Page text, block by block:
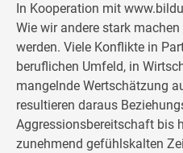
In Kooperation mit
Wie wir andere stark
werden. Viele Konflikte in
beruflichen Umfeld, in
mangelnde Wertschätzung
resultieren daraus
Aggressionsbereitschaft bis
zunehmend gefühlskalten